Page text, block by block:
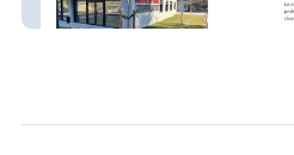
MSP de l'Escaillon